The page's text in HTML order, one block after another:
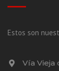
Estos son
Vía Vieja